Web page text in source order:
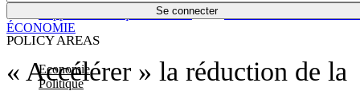
Se connecter
POLICY AREAS
Economie
Politique
Économie
« Accélérer » la réduction de la
ÉCONOMIE